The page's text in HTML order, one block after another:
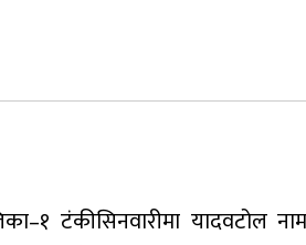
टंकीसिनवारीमा यादवटोल